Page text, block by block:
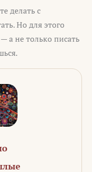
делать с
Но для этого
а не только писать